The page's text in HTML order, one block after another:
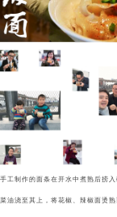
手工制作的面条在开水中煮熟后捞
菜油浇至其上，将花椒、辣椒面烫